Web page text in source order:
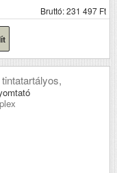
Bruttó: 231 497 Ft